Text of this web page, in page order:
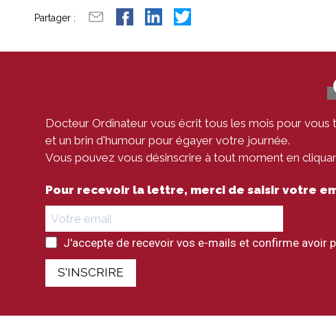
Partager :
Docteur Ordinateur vous écrit tous les mois pour
et un brin d'humour pour égayer votre journée.
Vous pouvez vous désinscrire à tout moment en
Pour recevoir la lettre, merci de saisir votre
J'accepte de recevoir vos e-mails et confirme avoir
S'INSCRIRE